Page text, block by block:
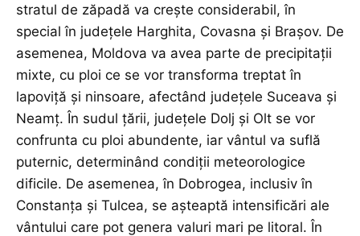
stratul de zăpadă va crește considerabil, în
special în județele Harghita, Covasna și Brașov. De
asemenea, Moldova va avea parte de precipitații
mixte, cu ploi ce se vor transforma treptat în
lapoviță și ninsoare, afectând județele Suceava și
Neamț. În sudul țării, județele Dolj și Olt se vor
confrunta cu ploi abundente, iar vântul va suflă
puternic, determinând condiții meteorologice
dificile. De asemenea, în Dobrogea, inclusiv în
Constanța și Tulcea, se așteaptă intensificări ale
vântului care pot genera valuri mari pe litoral. În